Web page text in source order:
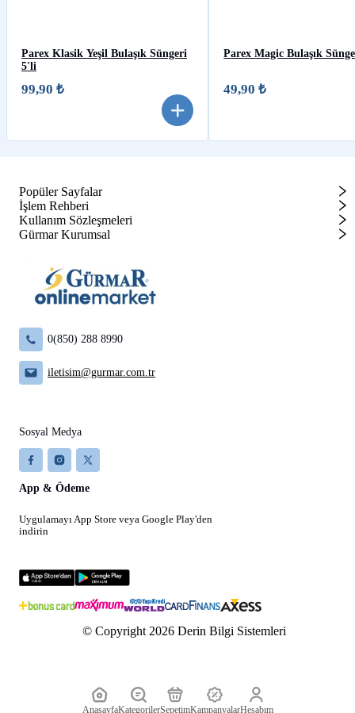
Parex Klasik Yeşil Bulaşık Süngeri
5'li
99,90 ₺
Parex Magic Bulaşık
49,90 ₺
AnasayfaKategorilerSepetimKampanyalarHesabım
Popüler Sayfalar
İşlem Rehberi
Kullanım Sözleşmeleri
Gürmar Kurumsal
0(850) 288 8990
iletisim@gurmar.com.tr
Sosyal Medya
App & Ödeme
Uygulamayı App Store veya Google Play'den
indirin
© Copyright 2026 Derin Bilgi Sistemleri